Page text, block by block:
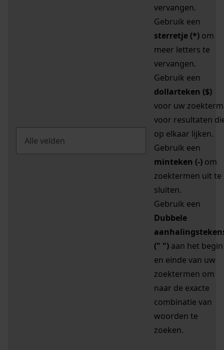
vervangen.
Gebruik een
sterretje (*) om
meer letters te
vervangen.
Gebruik een
dollarteken ($)
voor uw zoekterm
voor resultaten
op elkaar lijken.
Gebruik een
minteken (-) om
zoektermen uit te
sluiten.
Gebruik een
Dubbele
(" ") aan het begin
en einde van uw
zoektermen om
naar de exacte
combinatie van
woorden te
zoeken.